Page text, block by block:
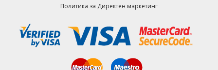
Политика за Директен маркетинг